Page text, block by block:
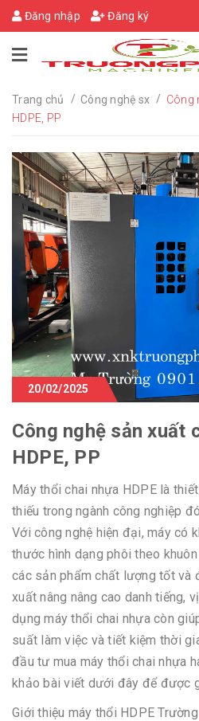
Đăng nhập Đăng ký
Trang chủ / Công nghệ sx / Công
HDPE, PP
20/02/2025
Công nghệ sản xuất
HDPE, PP
Máy thổi chai nhựa HDPE là
thiếu trong ngành công nghiệp
Với công nghệ hiện đại, máy có
thước hình dạng phôi theo
các sản phẩm chất lượng tốt và
xuất nâng nâng cao danh tiếng,
dụng máy thổi chai nhựa còn
suất làm việc và tiết kiệm thời
đầu tư mua máy thổi chai nhựa
khảo bài viết dưới đây để được
Giới thiệu máy thổi HDPE